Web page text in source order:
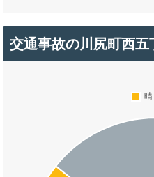
交通事故の川尻町西五